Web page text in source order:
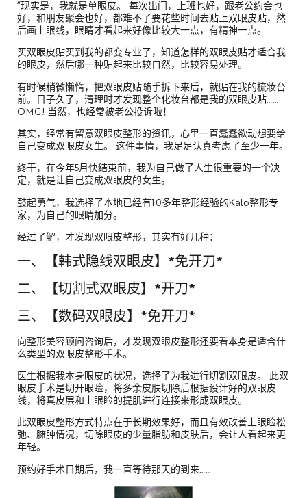
“现实是，我就是单眼皮。 每次出门，上班也好，跟老公约会也
好，和朋友聚会也好，都难不了要花些时间去贴上双眼皮贴，然
后画上眼线，眼睛才看起来好像比较大一点，有精神一点。
买双眼皮贴买到我的都变专业了，知道怎样的双眼皮贴才适合我
的眼皮，然后哪一种贴起来比较自然，比较容易处理。
有时候稍微懒惰，把双眼皮贴随手拆下来后，就贴在我的梳妆台
前。日子久了，清理时才发现整个化妆台都是我的双眼皮贴……
OMG! 当然，也经常被老公投诉啦！
其实，经常有留意双眼皮整形的资讯，心里一直蠢蠢欲动想要给
自己变成双眼皮女生。 这件事情，我足足认真考虑了至少一年。
终于，在今年5月快结束前，我为自己做了人生很重要的一个决
定，就是让自己变成双眼皮的女生。
鼓起勇气，我选择了本地已经有10多年整形经验的Kalo整形专
家，为自己的眼睛加分。
经过了解，才发现双眼皮整形，其实有好几种：
一、【韩式隐线双眼皮】*免开刀*
二、【切割式双眼皮】*开刀*
三、【数码双眼皮】*免开刀*
向整形美容顾问咨询后，才发现双眼皮整形还要看本身是适合什
么类型的双眼皮整形手术。
医生根据我本身眼皮的状况，选择了为我进行切割双眼皮。 此双
眼皮手术是切开眼睑，将多余皮肤切除后根据设计好的双眼皮
线，将真皮层和上眼睑的提肌进行连接来形成双眼皮。
此双眼皮整形方式特点在于长期效果好，而且有效改善上眼睑松
弛、臃肿情况，切除眼皮的少量脂肪和皮肤后，会让人看起来更
年轻。
预约好手术日期后，我一直等待那天的到来……